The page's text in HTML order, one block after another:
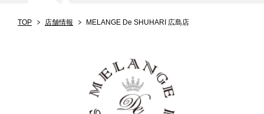
TOP 店舗情報 MELANGE De SHUHARI 広島店